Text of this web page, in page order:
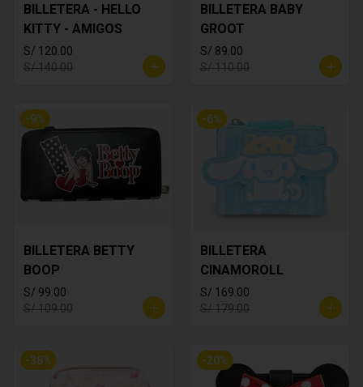
BILLETERA - HELLO
KITTY - AMIGOS
S/ 120.00
S/ 140.00
BILLETERA BABY
GROOT
S/ 89.00
S/ 110.00
-9%
BILLETERA BETTY
BOOP
S/ 99.00
S/ 109.00
-6%
BILLETERA
CINAMOROLL
S/ 169.00
S/ 179.00
-38% -20%